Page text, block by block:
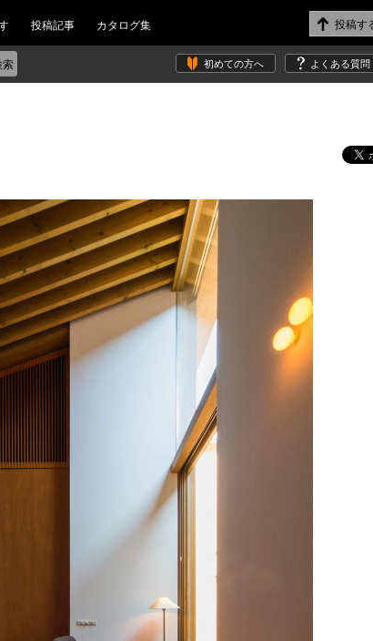
投稿記事 カタログ集
初めての方へ よくある質問